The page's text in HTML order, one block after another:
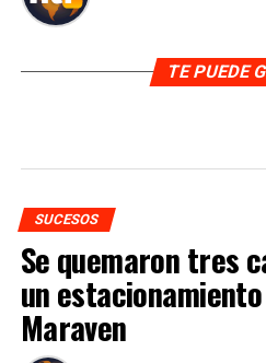
TE PUEDE
SUCESOS
Se quemaron tres
un
Maraven